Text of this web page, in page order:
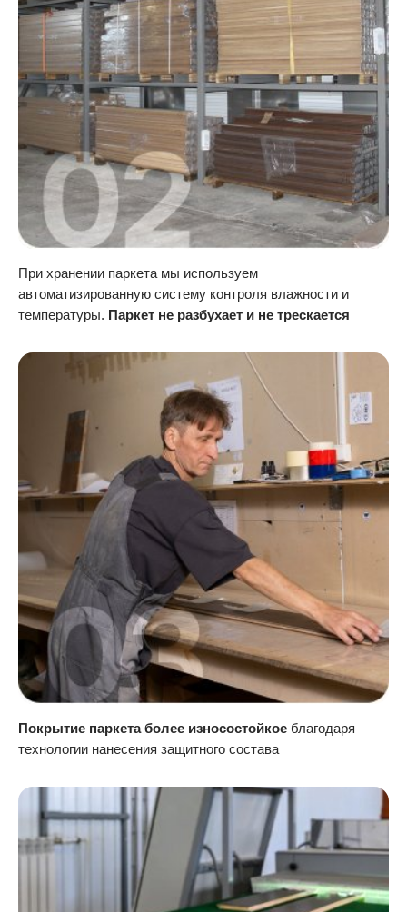
При хранении паркета мы используем
автоматизированную систему контроля влажности и
температуры. Паркет не разбухает и не трескается
Покрытие паркета более износостойкое благодаря
технологии нанесения защитного состава